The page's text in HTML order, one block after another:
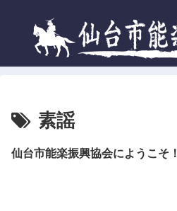
素謡
仙台市能楽振興協会にようこそ！